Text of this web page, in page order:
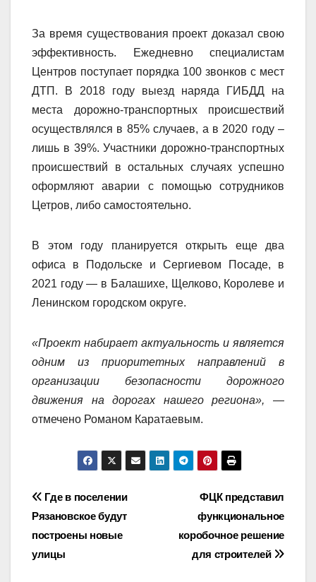
За время существования проект доказал свою
эффективность. Ежедневно специалистам
Центров поступает порядка 100 звонков с мест
ДТП. В 2018 году выезд наряда ГИБДД на
места дорожно-транспортных происшествий
осуществлялся в 85% случаев, а в 2020 году –
лишь в 39%. Участники дорожно-транспортных
происшествий в остальных случаях успешно
оформляют аварии с помощью сотрудников
Цетров, либо самостоятельно.
В этом году планируется открыть еще два
офиса в Подольске и Сергиевом Посаде, в
2021 году — в Балашихе, Щелково, Королеве и
Ленинском городском округе.
«Проект набирает актуальность и является
одним из приоритетных направлений в
организации безопасности дорожного
движения на дорогах нашего региона», —
отмечено Романом Каратаевым.
Навигация
по
записям
ФЦК представил
функциональное
коробочное решение
для строителей
Где в поселении
Рязановское будут
построены новые
улицы